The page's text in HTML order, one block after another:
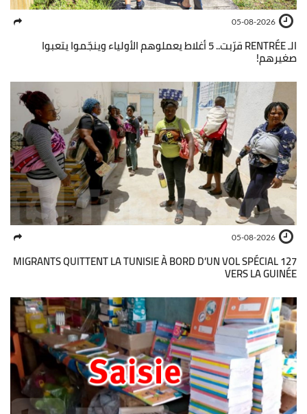
05-08-2026
الـ RENTRÉE قرّبت.. 5 أغلاط يعملوهم الأولياء وينجّموا يتعبوا
صغيرهم!
05-08-2026
127 MIGRANTS QUITTENT LA TUNISIE À BORD D’UN VOL SPÉCIAL
VERS LA GUINÉE